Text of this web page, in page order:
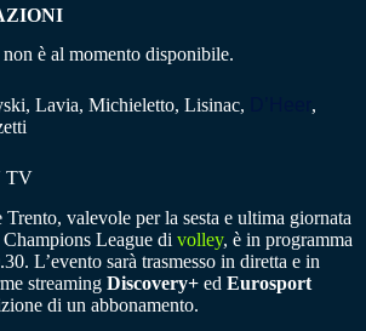
è al momento disponibile.
Lavia, Michieletto, Lisinac,
,
TV
Trento, valevole per la sesta e ultima giornata
League di volley, è in programma
L’evento sarà trasmesso in diretta e in
streaming Discovery+ ed Eurosport
di un abbonamento.